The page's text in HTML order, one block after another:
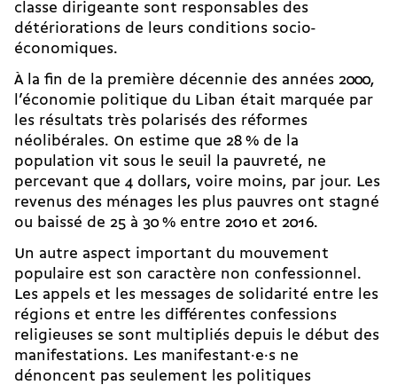
classe dirigeante sont responsables des
détériorations de leurs conditions socio-
économiques.
À la fin de la première décennie des années 2000,
l’économie politique du Liban était marquée par
les résultats très polarisés des réformes
néolibérales. On estime que 28 % de la
population vit sous le seuil la pauvreté, ne
percevant que 4 dollars, voire moins, par jour. Les
revenus des ménages les plus pauvres ont stagné
ou baissé de 25 à 30 % entre 2010 et 2016.
Un autre aspect important du mouvement
populaire est son caractère non confessionnel.
Les appels et les messages de solidarité entre les
régions et entre les différentes confessions
religieuses se sont multipliés depuis le début des
manifestations. Les manifestant·e·s ne
dénoncent pas seulement les politiques